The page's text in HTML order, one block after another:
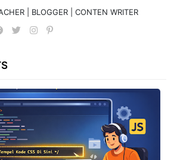
| BLOGGER | CONTEN WRITER